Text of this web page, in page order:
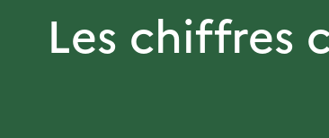
Les chiffres